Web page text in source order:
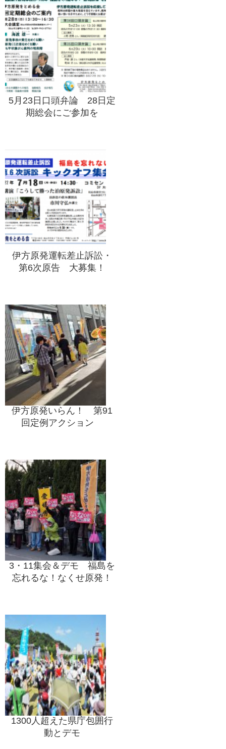
5月23日口頭弁論 28日定
期総会にご参加を
伊方原発運転差止訴訟・
第6次原告 大募集！
伊方原発いらん！ 第91
回定例アクション
3・11集会＆デモ 福島を
忘れるな！なくせ原発！
1300人超えた県庁包囲行
動とデモ